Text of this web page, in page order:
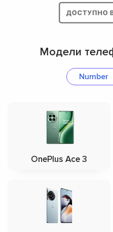
Модели
Number
OnePlus Ace 3